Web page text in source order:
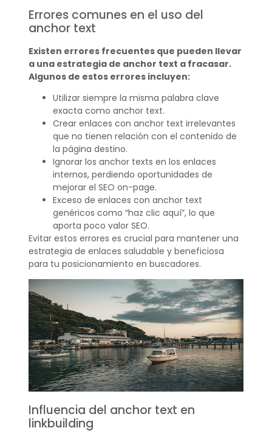
Errores comunes en el uso del
anchor text
Existen errores frecuentes que pueden llevar
a una estrategia de anchor text a fracasar.
Algunos de estos errores incluyen:
Utilizar siempre la misma palabra clave
exacta como anchor text.
Crear enlaces con anchor text irrelevantes
que no tienen relación con el contenido de
la página destino.
Ignorar los anchor texts en los enlaces
internos, perdiendo oportunidades de
mejorar el SEO on-page.
Exceso de enlaces con anchor text
genéricos como “haz clic aquí”, lo que
aporta poco valor SEO.
Evitar estos errores es crucial para mantener una
estrategia de enlaces saludable y beneficiosa
para tu posicionamiento en buscadores.
Influencia del anchor text en
linkbuilding